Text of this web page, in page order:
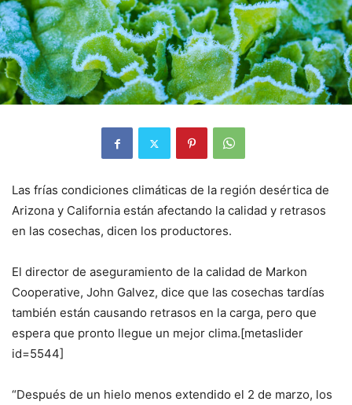
Las frías condiciones climáticas de la región desértica de
Arizona y California están afectando la calidad y retrasos
en las cosechas, dicen los productores.
El director de aseguramiento de la calidad de Markon
Cooperative, John Galvez, dice que las cosechas tardías
también están causando retrasos en la carga, pero que
espera que pronto llegue un mejor clima.[metaslider
id=5544]
“Después de un hielo menos extendido el 2 de marzo, los